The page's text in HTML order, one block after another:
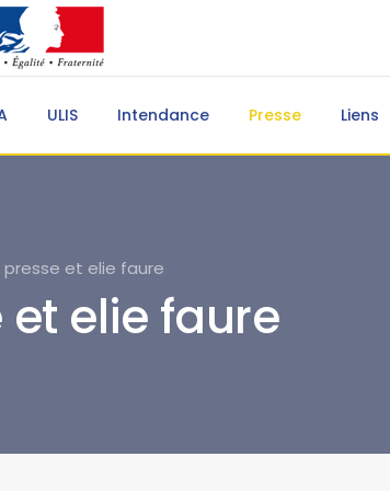
ULIS Intendance Presse Liens
presse et elie faure
et elie faure